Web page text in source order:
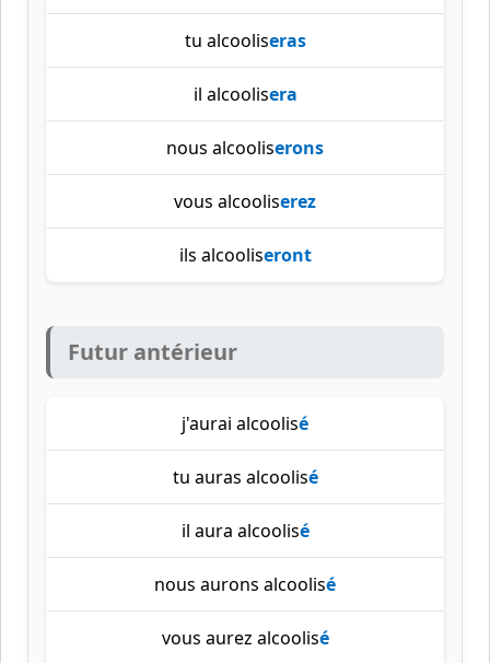
tu alcooliseras
il alcoolisera
nous alcooliserons
vous alcooliserez
ils alcooliseront
Futur antérieur
j'aurai alcoolisé
tu auras alcoolisé
il aura alcoolisé
nous aurons alcoolisé
vous aurez alcoolisé